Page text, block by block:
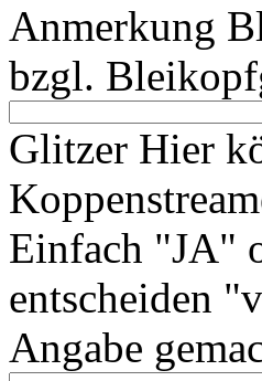
Anmerkung
bzgl.
Glitzer Hier
Einfach "JA"
entscheiden
Angabe